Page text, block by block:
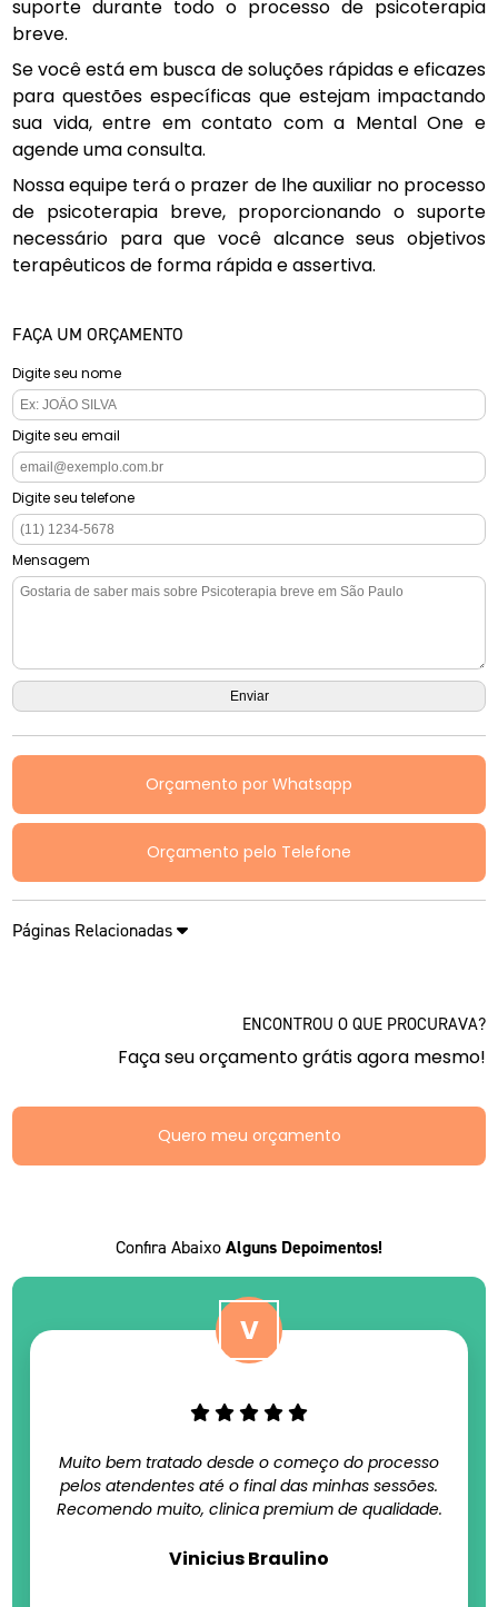
suporte durante todo o processo de psicoterapia
breve.
Se você está em busca de soluções rápidas e eficazes
para questões específicas que estejam impactando
sua vida, entre em contato com a Mental One e
agende uma consulta.
Nossa equipe terá o prazer de lhe auxiliar no processo
de psicoterapia breve, proporcionando o suporte
necessário para que você alcance seus objetivos
terapêuticos de forma rápida e assertiva.
FAÇA UM ORÇAMENTO
Digite seu nome
Digite seu email
Digite seu telefone
Mensagem
Orçamento por Whatsapp
Orçamento pelo Telefone
Páginas Relacionadas
ENCONTROU O QUE PROCURAVA?
Faça seu orçamento grátis agora mesmo!
Quero meu orçamento
Confira Abaixo Alguns Depoimentos!
Muito bem tratado desde o começo do processo
pelos atendentes até o final das minhas sessões.
Recomendo muito, clinica premium de qualidade.
Vinicius Braulino